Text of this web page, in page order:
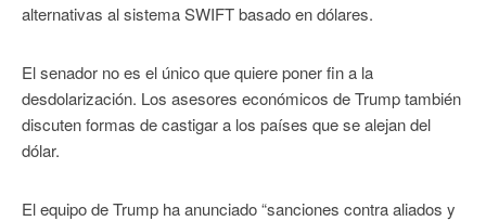
alternativas al sistema SWIFT basado en dólares.
El senador no es el único que quiere poner fin a la
desdolarización. Los asesores económicos de Trump también
discuten formas de castigar a los países que se alejan del
dólar.
El equipo de Trump ha anunciado “sanciones contra aliados y